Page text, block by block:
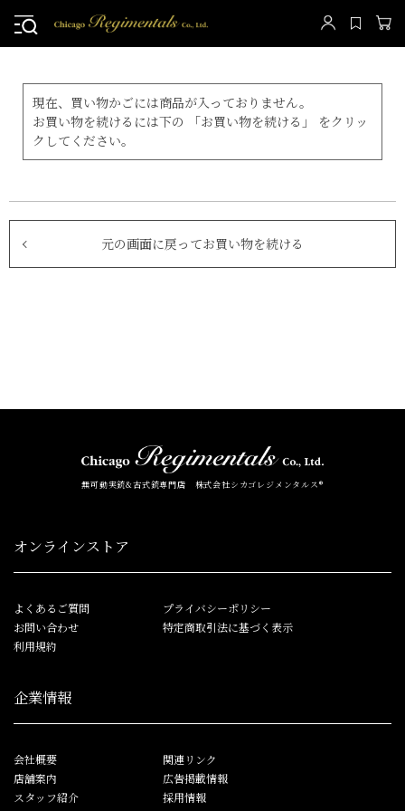
現在、買い物かごには商品が入っておりません。
お買い物を続けるには下の 「お買い物を続ける」 をクリッ
クしてください。
元の画面に戻ってお買い物を続ける
無可動実銃&古式銃専門店 株式会社シカゴレジメンタルス®
オンラインストア
よくあるご質問
お問い合わせ
利用規約
プライバシーポリシー
特定商取引法に基づく表示
企業情報
会社概要
店舗案内
スタッフ紹介
関連リンク
広告掲載情報
採用情報